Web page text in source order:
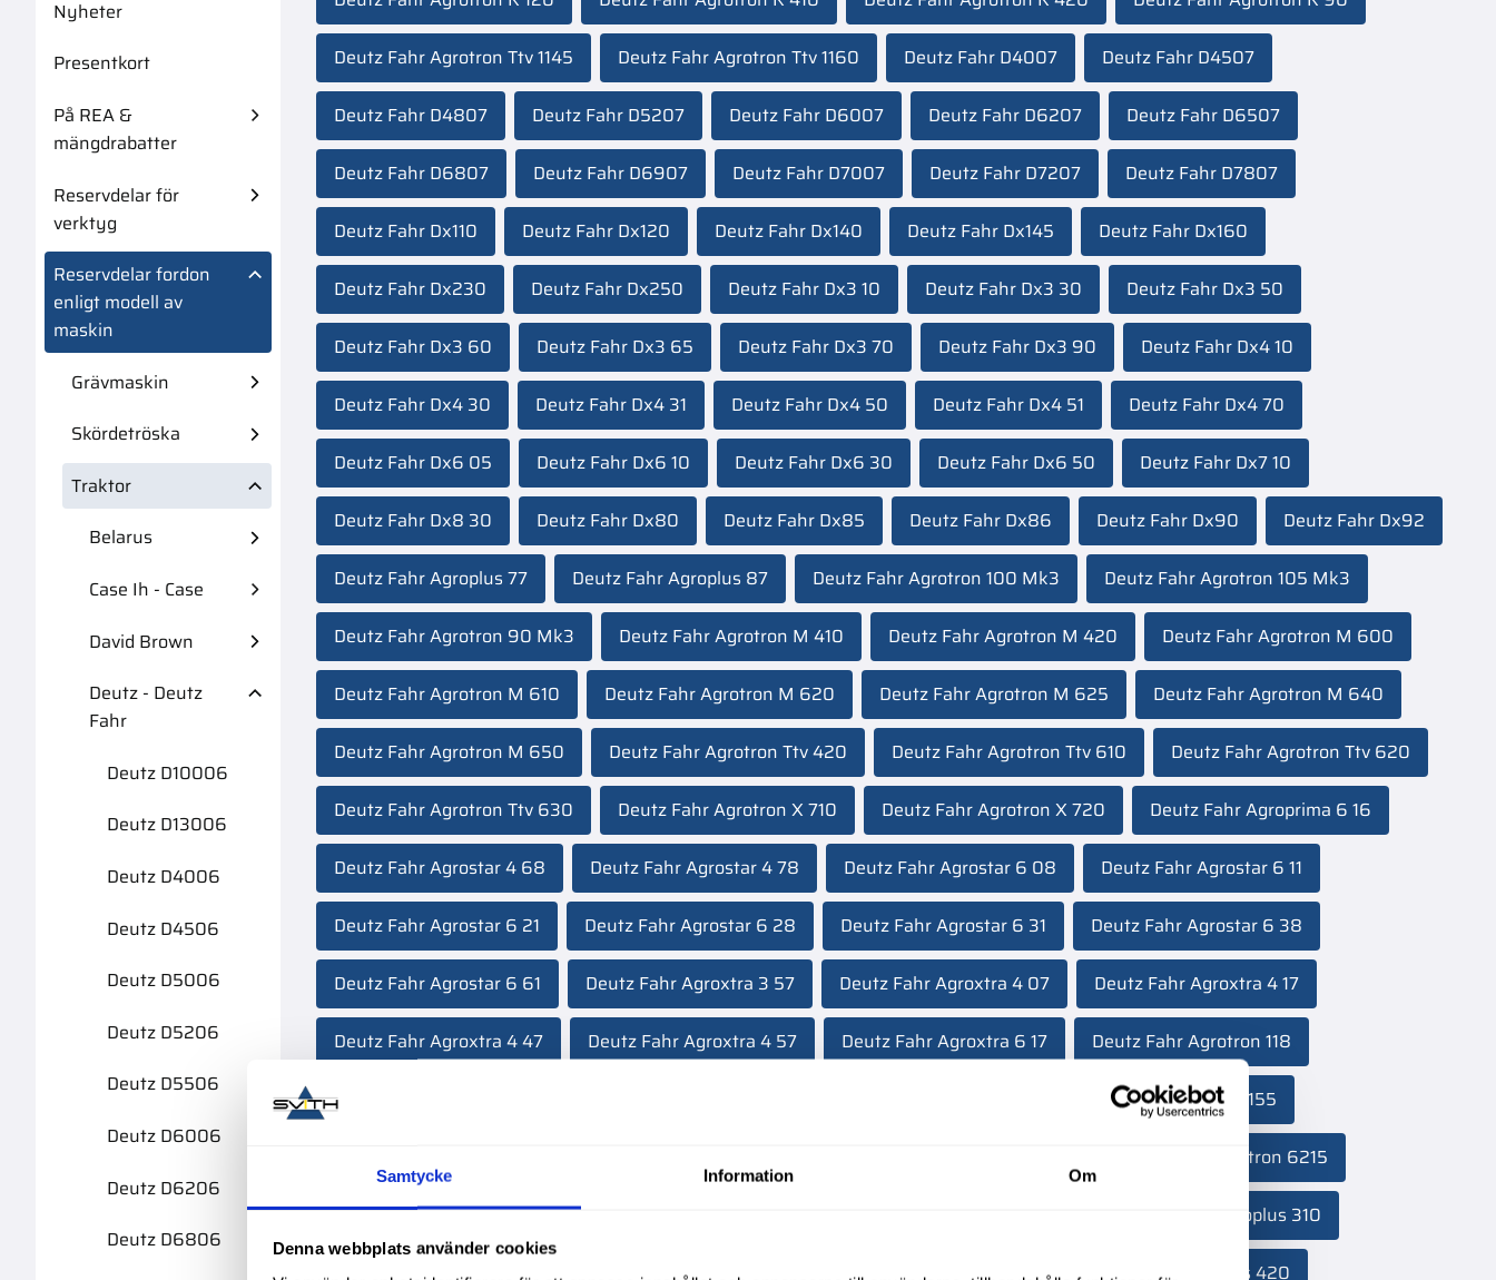
Samtycke Information Om
Denna webbplats använder cookies
Deutz Fahr Agrotron Ttv 1145 Deutz Fahr Agrotron Ttv 1160 Deutz Fahr D4007 Deutz Fahr D4507
Deutz Fahr D4807 Deutz Fahr D5207 Deutz Fahr D6007 Deutz Fahr D6207 Deutz Fahr D6507
Deutz Fahr D6807 Deutz Fahr D6907 Deutz Fahr D7007 Deutz Fahr D7207 Deutz Fahr D7807
Deutz Fahr Dx110 Deutz Fahr Dx120 Deutz Fahr Dx140 Deutz Fahr Dx145 Deutz Fahr Dx160
Deutz Fahr Dx230 Deutz Fahr Dx250 Deutz Fahr Dx3 10 Deutz Fahr Dx3 30 Deutz Fahr Dx3 50
Deutz Fahr Dx3 60 Deutz Fahr Dx3 65 Deutz Fahr Dx3 70 Deutz Fahr Dx3 90 Deutz Fahr Dx4 10
Deutz Fahr Dx4 30 Deutz Fahr Dx4 31 Deutz Fahr Dx4 50 Deutz Fahr Dx4 51 Deutz Fahr Dx4 70
Deutz Fahr Dx6 05 Deutz Fahr Dx6 10 Deutz Fahr Dx6 30 Deutz Fahr Dx6 50 Deutz Fahr Dx7 10
Deutz Fahr Dx8 30 Deutz Fahr Dx80 Deutz Fahr Dx85 Deutz Fahr Dx86 Deutz Fahr Dx90 Deutz Fahr Dx92
Deutz Fahr Agroplus 77 Deutz Fahr Agroplus 87 Deutz Fahr Agrotron 100 Mk3 Deutz Fahr Agrotron 105 Mk3
Deutz Fahr Agrotron 90 Mk3 Deutz Fahr Agrotron M 410 Deutz Fahr Agrotron M 420 Deutz Fahr Agrotron M 600
Deutz Fahr Agrotron M 610 Deutz Fahr Agrotron M 620 Deutz Fahr Agrotron M 625 Deutz Fahr Agrotron M 640
Deutz Fahr Agrotron M 650 Deutz Fahr Agrotron Ttv 420 Deutz Fahr Agrotron Ttv 610 Deutz Fahr Agrotron Ttv 620
Deutz Fahr Agrotron Ttv 630 Deutz Fahr Agrotron X 710 Deutz Fahr Agrotron X 720 Deutz Fahr Agroprima 6 16
Deutz Fahr Agrostar 4 68 Deutz Fahr Agrostar 4 78 Deutz Fahr Agrostar 6 08 Deutz Fahr Agrostar 6 11
Deutz Fahr Agrostar 6 21 Deutz Fahr Agrostar 6 28 Deutz Fahr Agrostar 6 31 Deutz Fahr Agrostar 6 38
Deutz Fahr Agrostar 6 61 Deutz Fahr Agroxtra 3 57 Deutz Fahr Agroxtra 4 07 Deutz Fahr Agroxtra 4 17
Deutz Fahr Agroxtra 4 47 Deutz Fahr Agroxtra 4 57 Deutz Fahr Agroxtra 6 17 Deutz Fahr Agrotron 118
Deutz Fahr Agrotron 128 Deutz Fahr Agrotron 6155
Deutz Fahr Agrotron 6215
Deutz Fahr Agrotron 6150 Deutz Fahr Agroplus 310
Deutz Fahr Agroplus 315 Deutz Fahr Agroplus 320 Deutz Fahr Agroplus 410 Deutz Fahr Agroplus 420
Nyheter
Presentkort
På REA &
mängdrabatter
Reservdelar för
verktyg
Reservdelar fordon
enligt modell av
maskin
Grävmaskin
Skördetröska
Traktor
Belarus
Case Ih - Case
David Brown
Deutz - Deutz
Fahr
Deutz D10006
Deutz D13006
Deutz D4006
Deutz D4506
Deutz D5006
Deutz D5206
Deutz D5506
Deutz D6006
Deutz D6206
Deutz D6806